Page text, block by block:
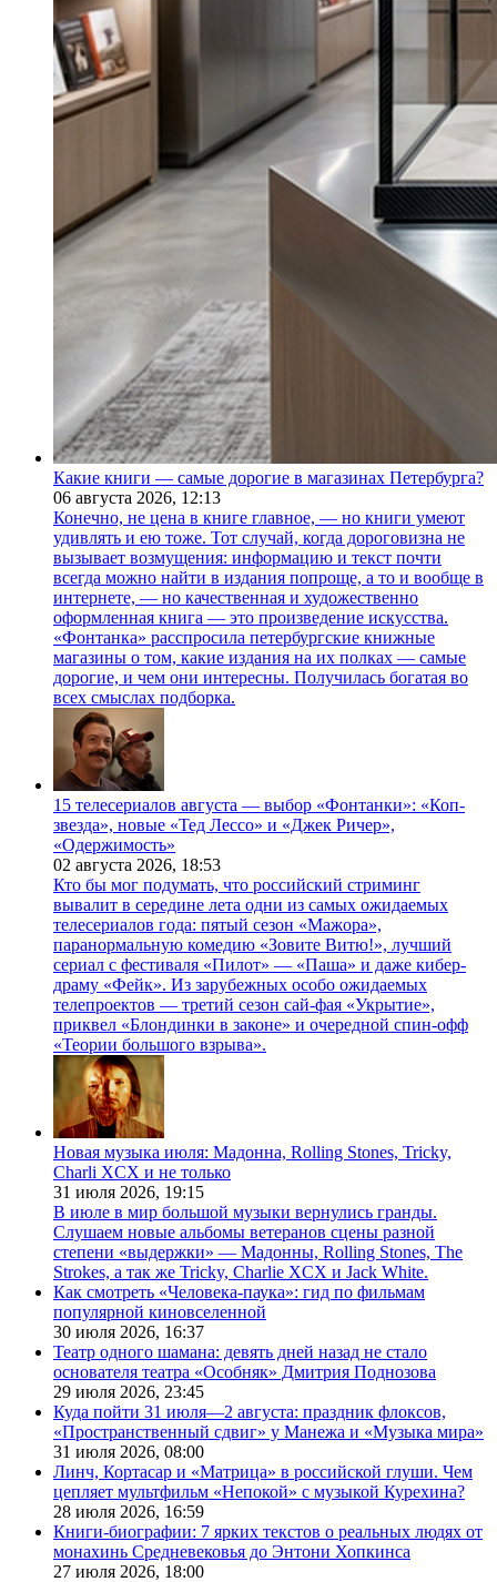
Какие книги — самые дорогие в магазинах Петербурга?
06 августа 2026, 12:13
Конечно, не цена в книге главное, — но книги умеют
удивлять и ею тоже. Тот случай, когда дороговизна не
вызывает возмущения: информацию и текст почти
всегда можно найти в издания попроще, а то и вообще в
интернете, — но качественная и художественно
оформленная книга — это произведение искусства.
«Фонтанка» расспросила петербургские книжные
магазины о том, какие издания на их полках — самые
дорогие, и чем они интересны. Получилась богатая во
всех смыслах подборка.
15 телесериалов августа — выбор «Фонтанки»: «Коп-
звезда», новые «Тед Лессо» и «Джек Ричер»,
«Одержимость»
02 августа 2026, 18:53
Кто бы мог подумать, что российский стриминг
вывалит в середине лета одни из самых ожидаемых
телесериалов года: пятый сезон «Мажора»,
паранормальную комедию «Зовите Витю!», лучший
сериал с фестиваля «Пилот» — «Паша» и даже кибер-
драму «Фейк». Из зарубежных особо ожидаемых
телепроектов — третий сезон сай-фая «Укрытие»,
приквел «Блондинки в законе» и очередной спин-офф
«Теории большого взрыва».
Новая музыка июля: Мадонна, Rolling Stones, Tricky,
Charli XCX и не только
31 июля 2026, 19:15
В июле в мир большой музыки вернулись гранды.
Слушаем новые альбомы ветеранов сцены разной
степени «выдержки» — Мадонны, Rolling Stones, The
Strokes, а так же Tricky, Charlie XCX и Jack White.
Как смотреть «Человека-паука»: гид по фильмам
популярной киновселенной
30 июля 2026, 16:37
Театр одного шамана: девять дней назад не стало
основателя театра «Особняк» Дмитрия Поднозова
29 июля 2026, 23:45
Куда пойти 31 июля—2 августа: праздник флоксов,
«Пространственный сдвиг» у Манежа и «Музыка мира»
31 июля 2026, 08:00
Линч, Кортасар и «Матрица» в российской глуши. Чем
цепляет мультфильм «Непокой» с музыкой Курехина?
28 июля 2026, 16:59
Книги-биографии: 7 ярких текстов о реальных людях от
монахинь Средневековья до Энтони Хопкинса
27 июля 2026, 18:00